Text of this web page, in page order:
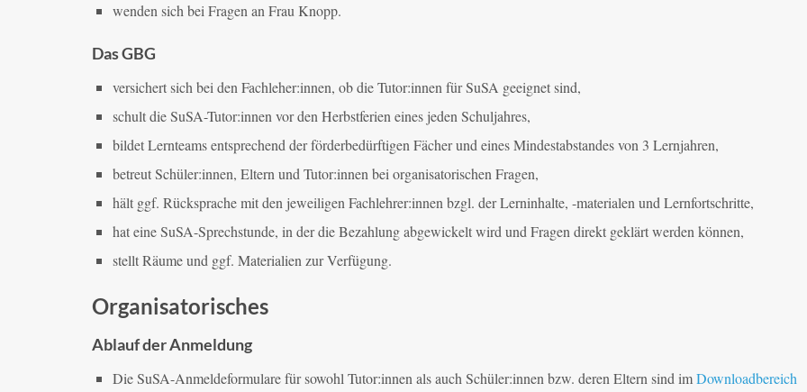
wenden sich bei Fragen an Frau Knopp.
Das GBG
versichert sich bei den Fachleher:innen, ob die Tutor:innen für SuSA geeignet sind,
schult die SuSA-Tutor:innen vor den Herbstferien eines jeden Schuljahres,
bildet Lernteams entsprechend der förderbedürftigen Fächer und eines Mindestabstandes von 3 Lernjahren,
betreut Schüler:innen, Eltern und Tutor:innen bei organisatorischen Fragen,
hält ggf. Rücksprache mit den jeweiligen Fachlehrer:innen bzgl. der Lerninhalte, -materialen und Lernfortschritte,
hat eine SuSA-Sprechstunde, in der die Bezahlung abgewickelt wird und Fragen direkt geklärt werden können,
stellt Räume und ggf. Materialien zur Verfügung.
Organisatorisches
Ablauf der Anmeldung
Die SuSA-Anmeldeformulare für sowohl Tutor:innen als auch Schüler:innen bzw. deren Eltern sind imDownloadbereich